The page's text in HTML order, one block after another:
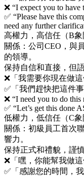
❌ “I expect you to
✅ “Please have this
need any further
高權力，高信任（B象
關係：公司CEO，與
的領導。
保持自信和直接，但
❌「我需要你現在做這
✅「我們趕快把這件
❌ “I need you to do this
✅ “Let’s get this done
低權力，低信任（C象
關係：初級員工首次
響力。
保持正式和禮貌，謹
❌「嘿，你能幫我做這
✅「感謝您的時間，